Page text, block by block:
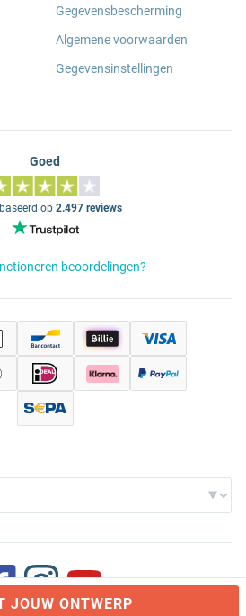
JOUW ONTWERP
Gegevensbescherming
Algemene voorwaarden
Gegevensinstellingen
Goed
op 2.497 reviews
beoordelingen?